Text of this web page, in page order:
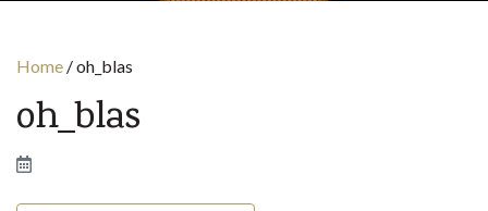
Home /oh_blas
oh_blas